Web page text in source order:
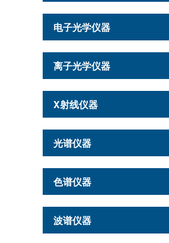
电子光学仪器
离子光学仪器
X射线仪器
光谱仪器
色谱仪器
波谱仪器